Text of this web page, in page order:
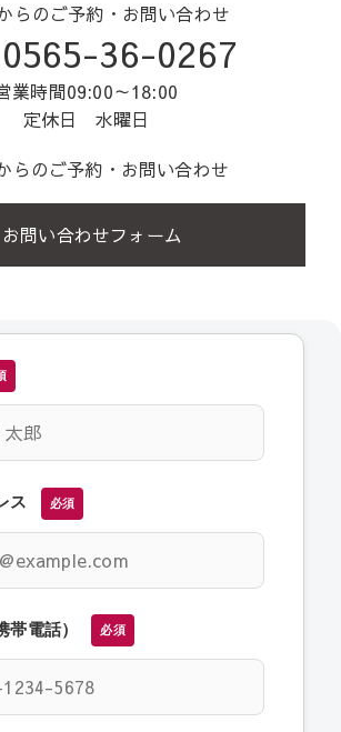
らのご予約・お問い合わせ
36-0267
業時間09:00～18:00
定休日 水曜日
らのご予約・お問い合わせ
お問い合わせフォーム
ス 必須
帯電話） 必須